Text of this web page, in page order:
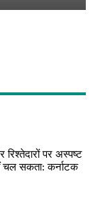
रिश्तेदारों पर अस्पष्ट
चल सकता: कर्नाटक